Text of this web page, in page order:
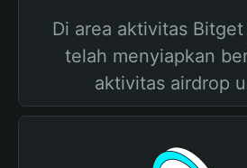
Di area aktivitas
telah menyiapkan
aktivitas airdrop